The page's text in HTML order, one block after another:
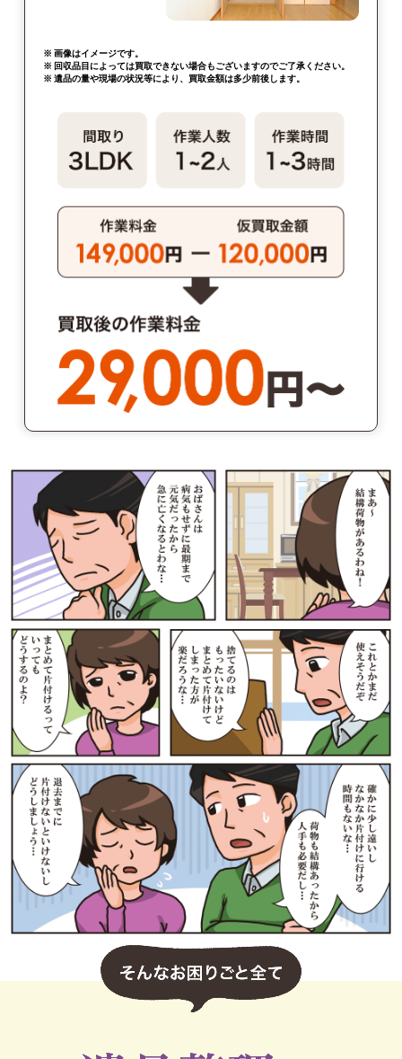
※ 画像はイメージです。
※ 回収品目によっては買取できない場合もございますのでご了承ください。
※ 遺品の量や現場の状況等により、買取金額は多少前後します。